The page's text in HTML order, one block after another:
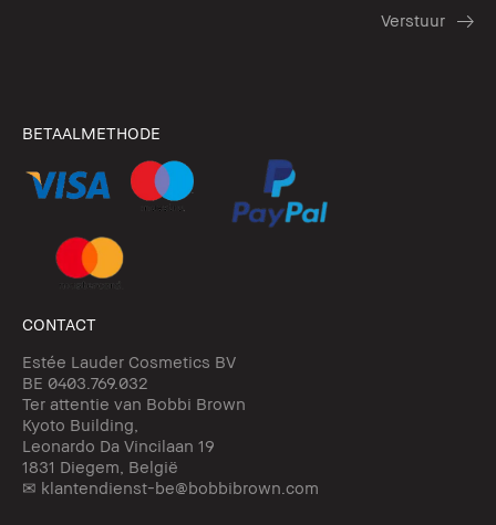
BETAALMETHODE
CONTACT
Estée Lauder Cosmetics BV
BE 0403.769.032
Ter attentie van Bobbi Brown
Kyoto Building,
Leonardo Da Vincilaan 19
1831 Diegem, België
✉ klantendienst-be@bobbibrown.com